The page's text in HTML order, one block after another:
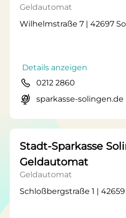
Geldautomat
Wilhelmstraße 7 | 42697
Details anzeigen
0212 2860
sparkasse-solingen.de
Stadt-Sparkasse
Geldautomat
Geldautomat
Schloßbergstraße 1 |